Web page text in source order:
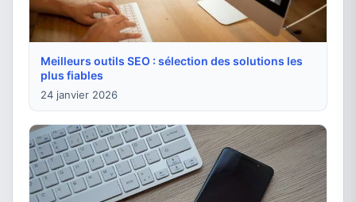
Meilleurs outils SEO : sélection des solutions les
plus fiables
24 janvier 2026